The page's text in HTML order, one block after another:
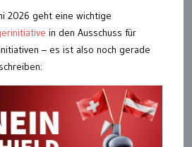
2026 geht eine wichtige
in den Ausschuss für
– es ist also noch gerade